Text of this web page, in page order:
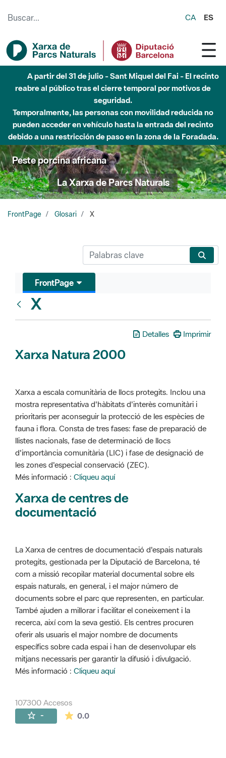
CA ES
A partir del 31 de julio - Sant Miquel del Fai - El recinto
reabre al público tras el cierre temporal por motivos de
seguridad.
Temporalmente, las personas con movilidad reducida no
pueden acceder en vehículo hasta la entrada del recinto
debido a una restricción de paso en la zona de la Foradada.
Peste porcina africana
La Xarxa de Parcs Naturals
FrontPage Glosari X
FrontPage
X
Detalles Imprimir
Xarxa Natura 2000
Xarxa a escala comunitària de llocs protegits. Inclou una
mostra representativa d'hàbitats d'interès comunitàri i
prioritaris per aconseguir la protecció de les espècies de
fauna i flora. Consta de tres fases: fase de preparació de
llistes nacionals, fase de determinació de llocs
d'importància comunitària (LIC) i fase de designació de
les zones d'especial conservació (ZEC).
Més informació : Cliqueu aquí
Xarxa de centres de
documentació
La Xarxa de centres de documentació d'espais naturals
protegits, gestionada per la Diputació de Barcelona, té
com a missió recopilar material documental sobre els
espais naturals, en general, i el major número de
documents sobre el parc que representen, en particular.
També ajuden a millorar i facilitar el coneixement i la
recerca, així com la seva gestió. Els centres procuren
oferir als usuaris el major nombre de documents
específics sobre cada espai i han de desenvolupar els
mitjans necessaris per garantir la difusió i divulgació.
Més informació : Cliqueu aquí
107300 Accesos
- 0.0La valoración media es de 0 estrellas de